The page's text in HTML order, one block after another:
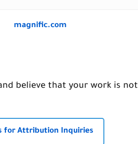
magnific.com
believe that your work is
for Attribution Inquiries